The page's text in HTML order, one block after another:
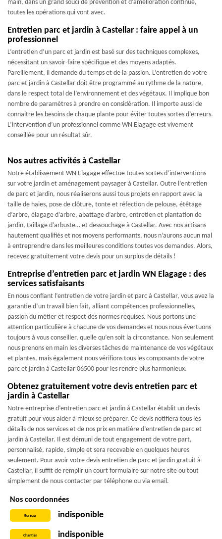
main, dans un grand souci de prévention et d’amélioration continue,
toutes les opérations qui vont avec.
Entretien parc et jardin à Castellar : faire appel à un
professionnel
L’entretien d’un parc et jardin est basé sur des techniques complexes,
nécessitant un savoir-faire spécifique et des moyens adaptés.
Pareillement, il demande du temps et de la passion. L’entretien de votre
parc et jardin à Castellar doit être programmé au rythme de la nature,
dans le respect total de l’environnement et des végétaux. Il implique bon
nombre de paramètres à prendre en considération. Il importe aussi de
connaitre les besoins de chaque plante pour éviter toutes sortes d’erreurs.
L’intervention d’un professionnel comme WN Elagage est vivement
conseillée pour un résultat sûr.
Nos autres activités à Castellar
Notre établissement WN Elagage effectue toutes sortes d’interventions
sur votre jardin et aménagement paysager à Castellar. Outre l’entretien
de parc et jardin, nous réaliserons aussi tous projets en rapport avec la
taille de haies, pose de clôture, tonte et réfection de pelouse, étêtage
d’arbre, élagage d’arbre, abattage d’arbre, entretien et plantation de
jardin, taillage d’arbuste… et dessouchage à Castellar. Avec nos artisans
hautement qualifiés et nos moyens performants, nous n’aurons aucun mal
à entreprendre dans les meilleures conditions toutes vos demandes. Alors,
recevez gratuitement votre devis pour un surplus de détails !
Entreprise d’entretien parc et jardin WN Elagage : des
services satisfaisants
En nous confiant l’entretien de votre jardin et parc à Castellar, vous avez la
garantie d’un travail bien fait, alliant compétences professionnelles,
passion du métier et respect des normes requises. Nous portons une
attention particulière à chacune de vos demandes et nous nous évertuons
toujours à vous conseiller, quelle qu’en soit la circonstance. Non seulement
nous prenons en main les diverses tâches de maintenance de vos végétaux
et plantes, mais également nous vérifions tous les composants de votre
parc et jardin à Castellar 06500 pour les rendre plus harmonieux.
Obtenez gratuitement votre devis entretien parc et
jardin à Castellar
Notre entreprise d’entretien parc et jardin à Castellar établit un devis
gratuit pour vous aider à mieux se préparer. Ce devis notifiera tous les
détails de nos services et de nos prix en matière d’entretien de parc et
jardin à Castellar. Il est démuni de tout engagement de votre part,
personnalisé, rapide, simple et sera recevable en quelques heures
seulement. Pour avoir votre devis entretien de parc et jardin gratuit à
Castellar, il suffit de remplir un court formulaire sur notre site ou tout
simplement de nous contacter par téléphone ou via email.
Nos coordonnées
Bureau indisponible
Chantier indisponible